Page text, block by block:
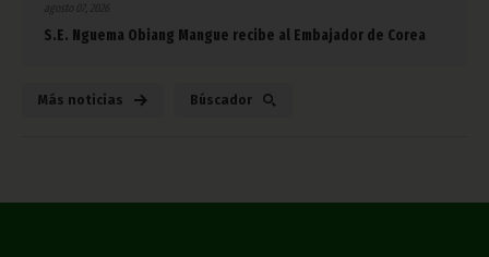
agosto 07, 2026
S.E. Nguema Obiang Mangue recibe al Embajador de Corea
Más noticias Búscador